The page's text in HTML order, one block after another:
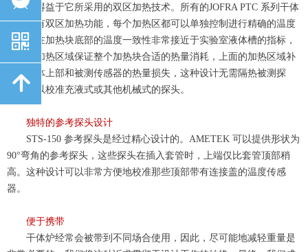
准，这得益于它所采用的双区加热技术。 所有的JOFRA PTC 系列干体
炉都具有双区加热功能 ， 每个加热区都可以单独控制进行精确的温度
测量。 在加热块底部的温度一致性非常接近于实验室液体槽的指标 ，
下面的加热区域保证整个加热块合适的热量消耗 ， 上面的加热区域补
偿加热体上部和被测传感器的热量损失 ， 这种设计无需隔热被测探
， 可以校准充液式或其他机械式的探头。
独特的参考探头设计
STS-150 参考探头是经过精心设计的。 AMETEK 可以提供形状为
90°弯角的参考探头，这些探头在插入套管时，上端仅比套管顶部稍
高。这种设计可以非常方便地校准那些顶部带有连接盖的温度传感
器。
便于携带
干体炉经常会被带到不同场合使用，因此，尽可能地减轻重量是
낃
녕